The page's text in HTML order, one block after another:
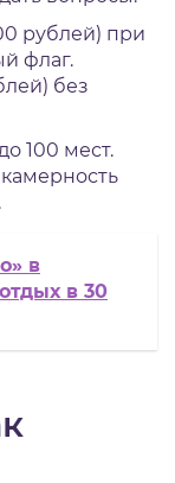
рублей) при
флаг.
без
100 мест.
в
в 30